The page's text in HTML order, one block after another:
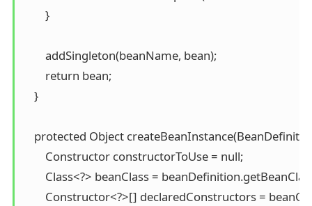
        }
        addSingleton(beanName, bean);
        return bean;
    }
protected Object
        Constructor constructorToUse = null;
Class<?> beanClass =
Constructor<?>[] declaredConstructors =